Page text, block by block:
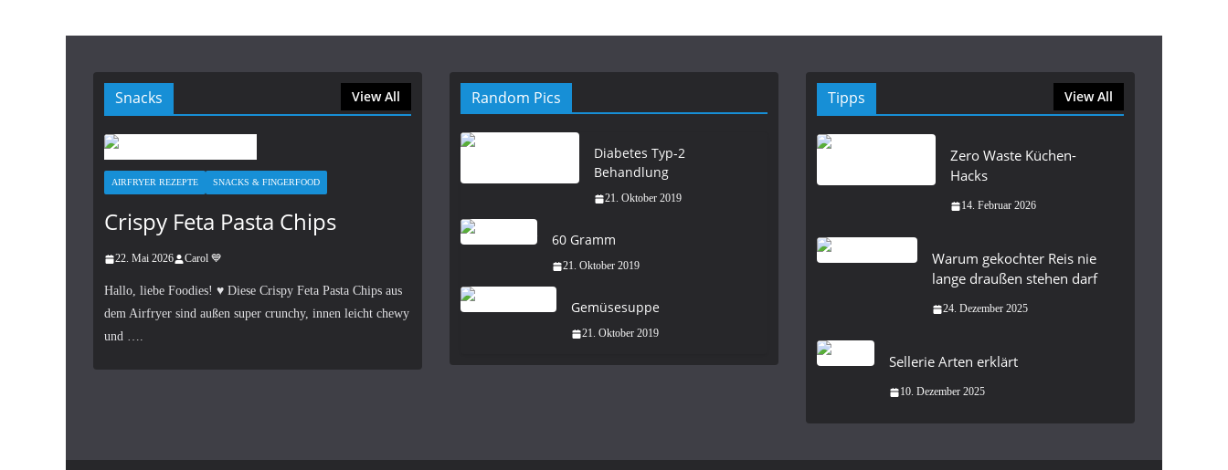
Snacks View All
AIRFRYER REZEPTE SNACKS & FINGERFOOD
Crispy Feta Pasta Chips
22. Mai 2026 Carol 💙
Hallo, liebe Foodies! ♥︎ Diese Crispy Feta Pasta Chips aus
dem Airfryer sind außen super crunchy, innen leicht chewy
und ….
Random Pics
Diabetes Typ-2
Behandlung
21. Oktober 2019
60 Gramm
21. Oktober 2019
Gemüsesuppe
21. Oktober 2019
Tipps View All
Zero Waste Küchen-
Hacks
14. Februar 2026
Warum gekochter Reis nie
lange draußen stehen darf
24. Dezember 2025
Sellerie Arten erklärt
10. Dezember 2025